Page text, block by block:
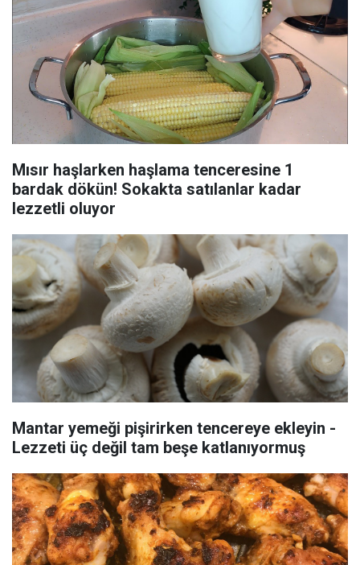
Mısır haşlarken haşlama tenceresine 1
bardak dökün! Sokakta satılanlar kadar
lezzetli oluyor
Mantar yemeği pişirirken tencereye ekleyin -
Lezzeti üç değil tam beşe katlanıyormuş